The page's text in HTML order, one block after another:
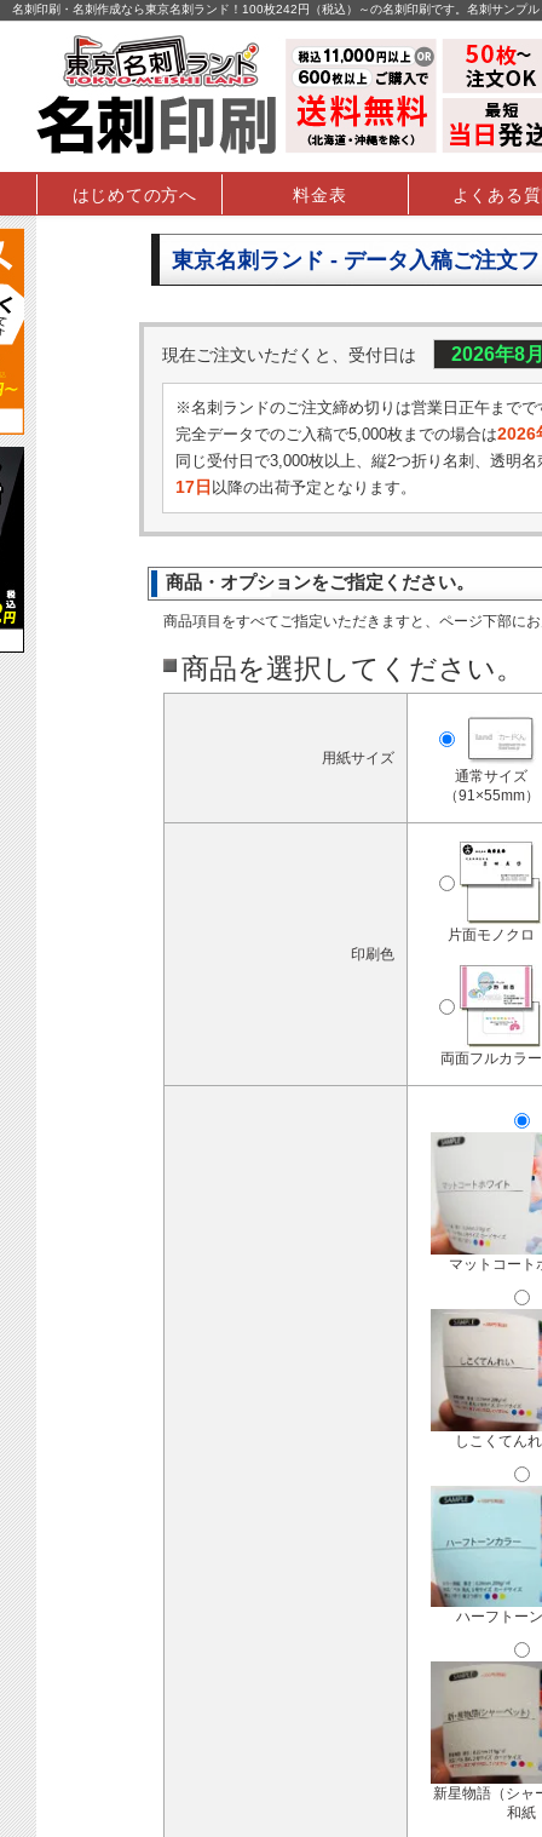
名刺印刷・名刺作成なら東京名刺ランド！100枚242円（税込）～の名刺印刷です。名刺サンプ
はじめての方へ 料金表 よくある
東京名刺ランド - データ入稿ご注文
現在ご注文いただくと、受付日は 2026年8
※名刺ランドのご注文締め切りは営業日正午までで
完全データでのご入稿で5,000枚までの場合は2026
同じ受付日で3,000枚以上、縦2つ折り名刺、透明名
17日 以降の出荷予定となります。
商品・オプションをご指定ください。
商品項目をすべてご指定いただきますと、ページ下部に
商品を選択してください。
用紙サイズ
通常サイズ
（91×55mm）
印刷色
片面モノクロ
両面フルカラー
マットコート
しこくてん
ハーフトー
新星物語（シャ
和紙